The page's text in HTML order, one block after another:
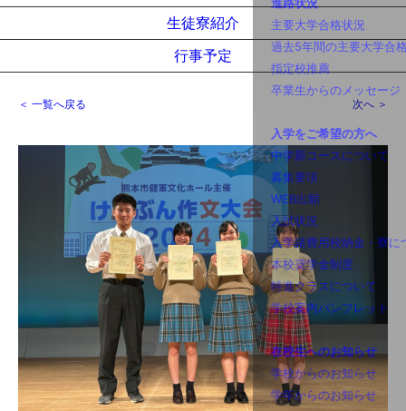
生徒寮紹介
行事予定
＜ 一覧へ戻る 次へ ＞